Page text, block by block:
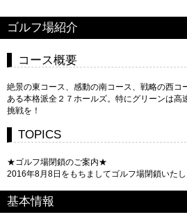
ゴルフ場紹介
コース概要
絶景の東コース、感動の南コース、戦略の西コ
ある本格派全２７ホールズ。特にグリーンは高
挑戦を！
TOPICS
★ゴルフ場閉鎖のご案内★
2016年8月8日をもちましてゴルフ場閉鎖いたし
基本情報